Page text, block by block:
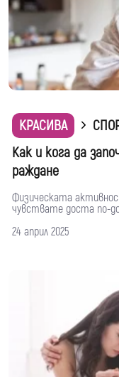
КРАСИВА
Как и кога да
раждане
Физическата
чувствате доста по-
24 април 2025